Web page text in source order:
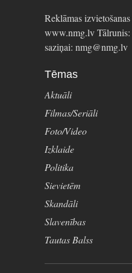
Reklāmas
www.nmg.lv Tālrunis:
saziņai: nmg@nmg.lv
Tēmas
Aktuāli
Filmas/Seriāli
Foto/Video
Izklaide
Politika
Sievietēm
Skandāli
Slavenības
Tautas Balss